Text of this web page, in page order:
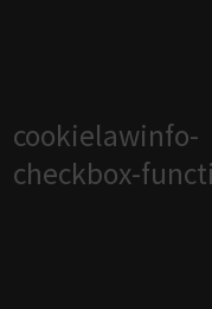
cookielawinfo-
checkbox-